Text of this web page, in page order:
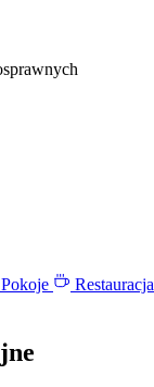
Pokoje Restauracja